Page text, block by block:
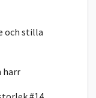
och stilla
harr